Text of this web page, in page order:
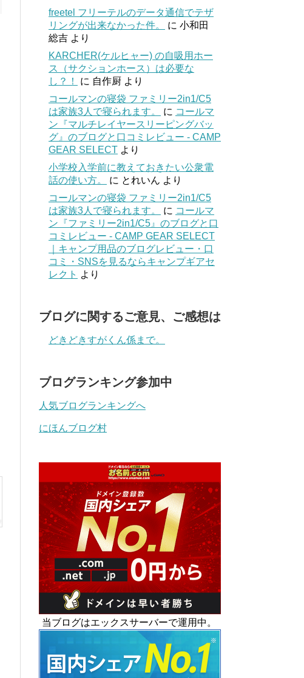
freetel フリーテルのデータ通信でテザ
リングが出来なかった件。
に 小和田
総吉 より
KARCHER(ケルヒャー) の自吸用ホー
ス（サクションホース）は必要な
し？！
に 自作厨 より
コールマンの寝袋 ファミリー2in1/C5
は家族3人で寝られます。
に コールマ
ン『マルチレイヤースリーピングバッ
グ』のブログと口コミレビュー - CAMP
GEAR SELECT より
小学校入学前に教えておきたい公衆電
話の使い方。
に とれいん より
コールマンの寝袋 ファミリー2in1/C5
は家族3人で寝られます。
に コールマ
ン『ファミリー2in1/C5』のブログと口
コミレビュー - CAMP GEAR SELECT
｜キャンプ用品のブログレビュー・口
コミ・SNSを見るならキャンプギアセ
レクト より
ブログに関するご意見、ご感想は
どきどきすがくん係まで。
ブログランキング参加中
人気ブログランキングへ
にほんブログ村
当ブログはエックスサーバーで運用中。